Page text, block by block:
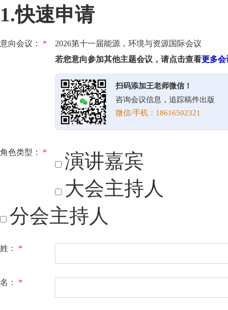
1.快速申请
意向会议： *
2026第十一届能源，环境与资源国际会议
若您意向参加其他主题会议，请点击查看更多会
扫码添加王老师微信！
咨询会议信息，追踪稿件出版
微信/手机：18616502321
角色类型： *
演讲嘉宾
大会主持人
分会主持人
姓： *
名： *